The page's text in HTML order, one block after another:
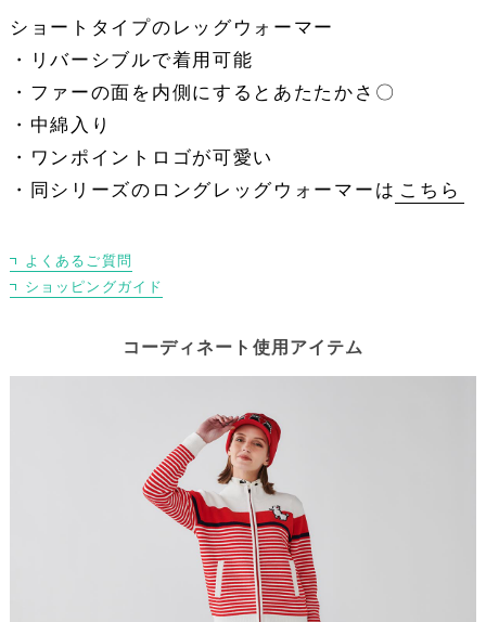
ショートタイプのレッグウォーマー
・リバーシブルで着用可能
・ファーの面を内側にするとあたたかさ〇
・中綿入り
・ワンポイントロゴが可愛い
・同シリーズのロングレッグウォーマーは こちら
よくあるご質問
ショッピングガイド
コーディネート使用アイテム